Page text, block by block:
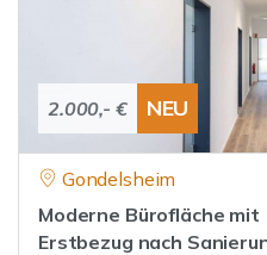
2.000,- € NEU
Gondelsheim
Moderne Bürofläche mit
Erstbezug nach